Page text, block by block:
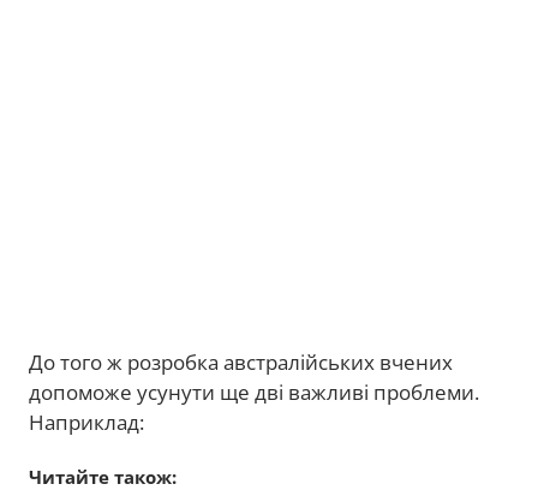
До того ж розробка австралійських вчених
допоможе усунути ще дві важливі проблеми.
Наприклад:
Читайте також: